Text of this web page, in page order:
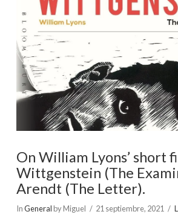
VIEW POST
On William Lyons’ short
Wittgenstein (The
Arendt (The Letter).
InGeneral by Miguel 21 septiembre, 2021